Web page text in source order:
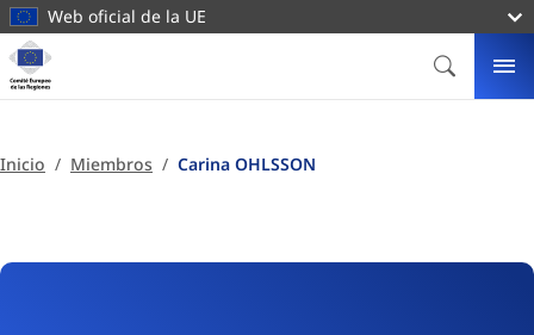
principalWeb oficial de la UE
Página
principal
Comité
de
BUSCAR
Inicio Miembros Carina OHLSSON